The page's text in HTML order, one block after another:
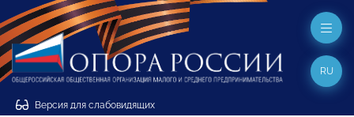
Версия для слабовидящих
RU